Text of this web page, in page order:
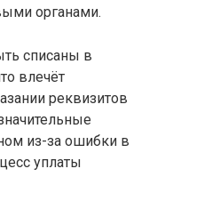
органами.
списаны в
влечёт
реквизитов
из-за ошибки в
уплаты